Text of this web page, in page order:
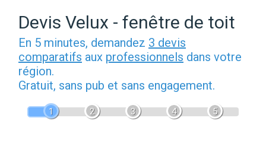
Devis Velux - fenêtre de toit
En 5 minutes, demandez 3 devis
comparatifs aux professionnels dans votre
région.
Gratuit, sans pub et sans engagement.
1 2 3 4 5